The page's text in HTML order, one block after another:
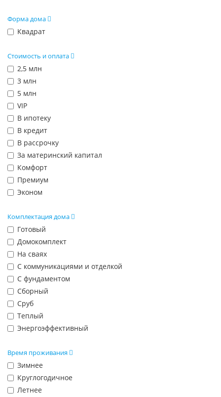
Форма дома
Квадрат
Стоимость и оплата
2,5 млн
3 млн
5 млн
VIP
В ипотеку
В кредит
В рассрочку
За материнский капитал
Комфорт
Премиум
Эконом
Комплектация дома
Готовый
Домокомплект
На сваях
С коммуникациями и отделкой
С фундаментом
Сборный
Сруб
Теплый
Энергоэффективный
Время проживания
Зимнее
Круглогодичное
Летнее